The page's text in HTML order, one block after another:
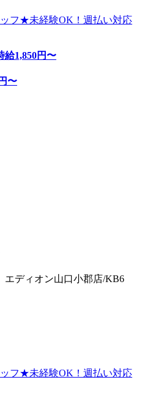
ッフ★未経験OK！週払い対応
給1,850円〜
円〜
ディオン山口小郡店/KB6
ッフ★未経験OK！週払い対応